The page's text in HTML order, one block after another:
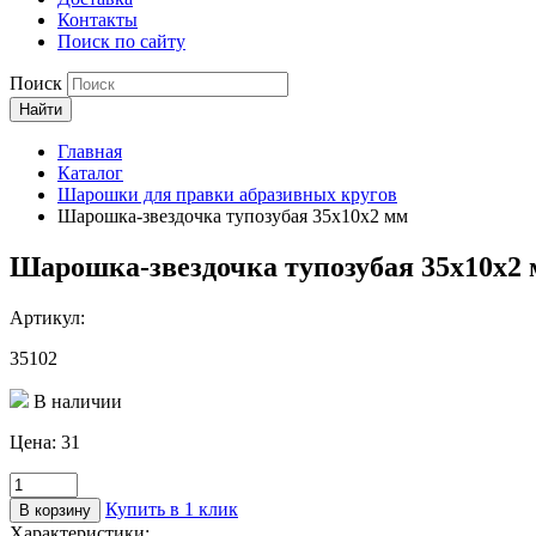
Контакты
Поиск по сайту
Поиск
Найти
Главная
Каталог
Шарошки для правки абразивных кругов
Шарошка-звездочка тупозубая 35х10х2 мм
Шарошка-звездочка тупозубая 35х10х2
Артикул:
35102
В наличии
Цена: 31
Количество
товара
Шарошка-
В корзину
Купить в 1 клик